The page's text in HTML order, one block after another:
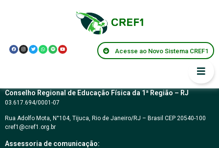
Acesse ao Novo Sistema CREF1
Parecer Federal
CNE/CES 58/2004
Conselho Regional de Educação Física da 1ª Região – RJ
03.617.694/0001-07
Rua Adolfo Mota, N°104, Tijuca, Rio de Janeiro/RJ – Brasil CEP 20540-100
cref1@cref1.org.br
Assessoria de comunicação: